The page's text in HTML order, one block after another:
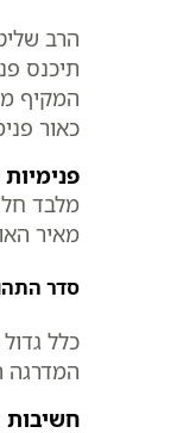
הרב
תיכנס
המקיף
כאור
מלבד
מאיר
סדר
כלל
המדרגה
חשיבות